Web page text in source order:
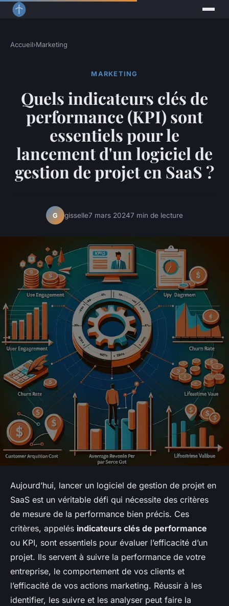
Accueil›Marketing
MARKETING
Quels indicateurs clés de
performance (KPI) sont
essentiels pour le
lancement d'un logiciel de
gestion de projet en SaaS ?
G gisselle7 mars 20247 min de lecture
Aujourd’hui, lancer un logiciel de gestion de projet en
SaaS est un véritable défi qui nécessite des critères
de mesure de la performance bien précis. Ces
critères, appelés indicateurs clés de performance
ou KPI, sont essentiels pour évaluer l’efficacité d’un
projet. Ils servent à suivre la performance de votre
entreprise, le comportement de vos clients et
l’efficacité de vos actions marketing. Réussir à les
identifier, les suivre et les analyser peut faire la